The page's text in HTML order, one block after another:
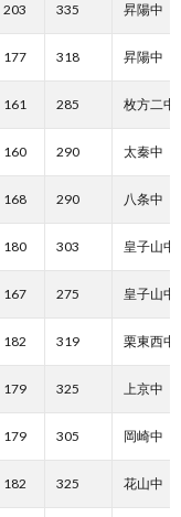
203 335 昇陽中
177 318 昇陽中
161 285 枚方二中
160 290 太秦中
168 290 八条中
180 303 皇子山中
167 275 皇子山中
182 319 栗東西中
179 325 上京中
179 305 岡崎中
182 325 花山中